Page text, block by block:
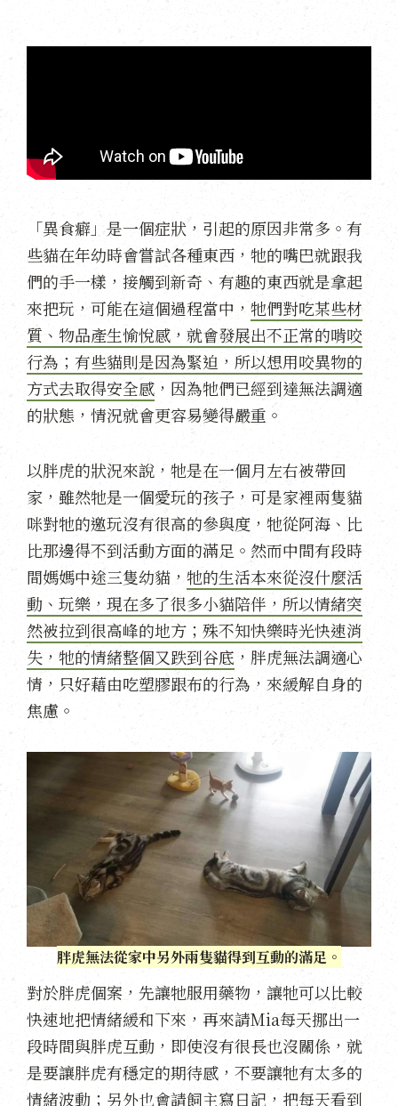
「異食癖」是一個症狀，引起的原因非常多。有
些貓在年幼時會嘗試各種東西，牠的嘴巴就跟我
們的手一樣，接觸到新奇、有趣的東西就是拿起
來把玩，可能在這個過程當中， 牠們對吃某些材
質、物品產生愉悅感，就會發展出不正常的啃咬
行為；有些貓則是因為緊迫，所以想用咬異物的
方式去取得安全感 ，因為牠們已經到達無法調適
的狀態，情況就會更容易變得嚴重。
以胖虎的狀況來說，牠是在一個月左右被帶回
家，雖然牠是一個愛玩的孩子，可是家裡兩隻貓
咪對牠的邀玩沒有很高的參與度，牠從阿海、比
比那邊得不到活動方面的滿足。然而中間有段時
間媽媽中途三隻幼貓， 牠的生活本來從沒什麼活
動、玩樂，現在多了很多小貓陪伴，所以情緒突
然被拉到很高峰的地方；殊不知快樂時光快速消
失，牠的情緒整個又跌到谷底 ，胖虎無法調適心
情，只好藉由吃塑膠跟布的行為，來緩解自身的
焦慮。
胖虎無法從家中另外兩隻貓得到互動的滿足。
對於胖虎個案，先讓牠服用藥物，讓牠可以比較
快速地把情緒緩和下來，再來請Mia每天挪出一
段時間與胖虎互動，即使沒有很長也沒關係，就
是要讓胖虎有穩定的期待感，不要讓牠有太多的
情緒波動；另外也會請飼主寫日記，把每天看到